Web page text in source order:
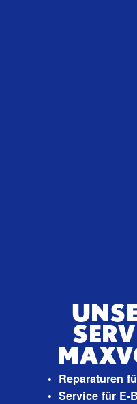
Reparaturen
Service für E-